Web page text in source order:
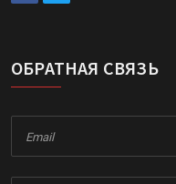
ОБРАТНАЯ СВЯЗЬ